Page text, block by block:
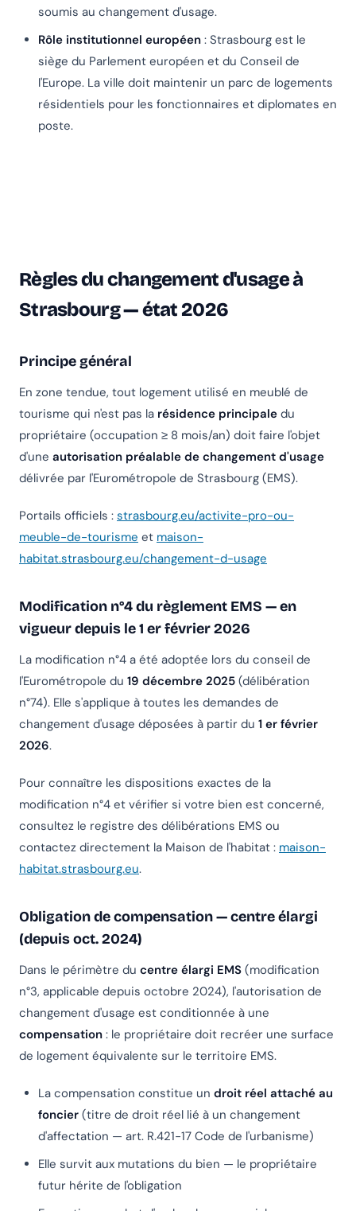
soumis au changement d'usage.
Rôle institutionnel européen : Strasbourg est le
siège du Parlement européen et du Conseil de
l'Europe. La ville doit maintenir un parc de logements
résidentiels pour les fonctionnaires et diplomates en
poste.
Règles du changement d'usage à
Strasbourg — état 2026
Principe général
En zone tendue, tout logement utilisé en meublé de
tourisme qui n'est pas la résidence principale du
propriétaire (occupation ≥ 8 mois/an) doit faire l'objet
d'une autorisation préalable de changement d'usage
délivrée par l'Eurométropole de Strasbourg (EMS).
Portails officiels : strasbourg.eu/activite-pro-ou-
meuble-de-tourisme et maison-
habitat.strasbourg.eu/changement-d-usage
Modification n°4 du règlement EMS — en
vigueur depuis le 1 er février 2026
La modification n°4 a été adoptée lors du conseil de
l'Eurométropole du 19 décembre 2025 (délibération
n°74). Elle s'applique à toutes les demandes de
changement d'usage déposées à partir du 1 er février
2026.
Pour connaître les dispositions exactes de la
modification n°4 et vérifier si votre bien est concerné,
consultez le registre des délibérations EMS ou
contactez directement la Maison de l'habitat : maison-
habitat.strasbourg.eu.
Obligation de compensation — centre élargi
(depuis oct. 2024)
Dans le périmètre du centre élargi EMS (modification
n°3, applicable depuis octobre 2024), l'autorisation de
changement d'usage est conditionnée à une
compensation : le propriétaire doit recréer une surface
de logement équivalente sur le territoire EMS.
La compensation constitue un droit réel attaché au
foncier (titre de droit réel lié à un changement
d'affectation — art. R.421-17 Code de l'urbanisme)
Elle survit aux mutations du bien — le propriétaire
futur hérite de l'obligation